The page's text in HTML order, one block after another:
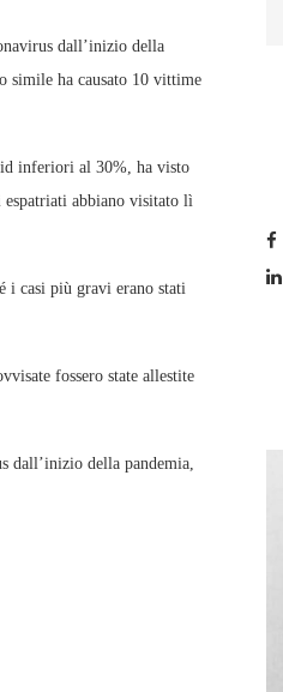
dall’inizio della
simile ha causato 10 vittime
inferiori al 30%, ha visto
espatriati abbiano visitato lì
i casi più gravi erano stati
fossero state allestite
dall’inizio della pandemia,